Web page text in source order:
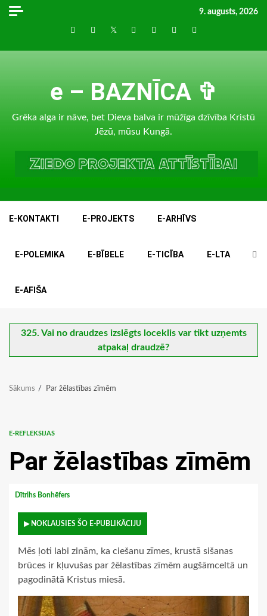
Skip
9. augusts, 2026
Draugiem
Facebook
TwitterInstagram
LinkedInwhatsapp
RSS
e – BAZNĪCA ✞
Grēka alga ir nāve, bet Dieva balva ir mūžīga dzīvība Kristū
Jēzū, mūsu Kungā.
E-KONTAKTI E-PROJEKTS E-ARHĪVS
E-POLEMIKA E-BĪBELE E-TICĪBA E-LTA
E-AFIŠA
325. Vai no draudzes izslēgts loceklis var tikt uzņemts
atpakaļ draudzē?
Sākums Par žēlastības zīmēm
E-REFLEKSIJAS
Par žēlastības zīmēm
Dītrihs Bonhēfers
▶ NOKLAUSIES ŠO E-PUBLIKĀCIJU
Mēs ļoti labi zinām, ka ciešanu zīmes, krustā sišanas
brūces ir kļuvušas par žēlastības zīmēm augšāmceltā un
pagodinātā Kristus miesā.